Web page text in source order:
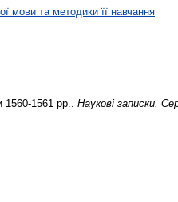
мови та методики її навчання
1560-1561 рр.. Наукові записки.